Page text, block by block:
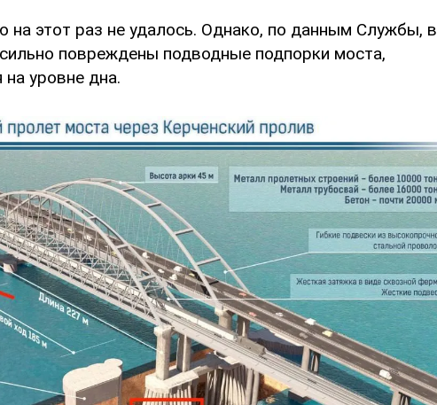
на этот раз не удалось. Однако, по данным Службы, в
повреждены подводные подпорки моста,
уровне дна.